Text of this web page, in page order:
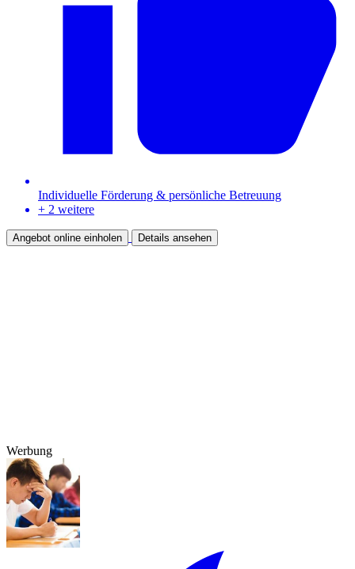
Individuelle Förderung & persönliche Betreuung
+ 2 weitere
Angebot online einholen Details ansehen
Werbung